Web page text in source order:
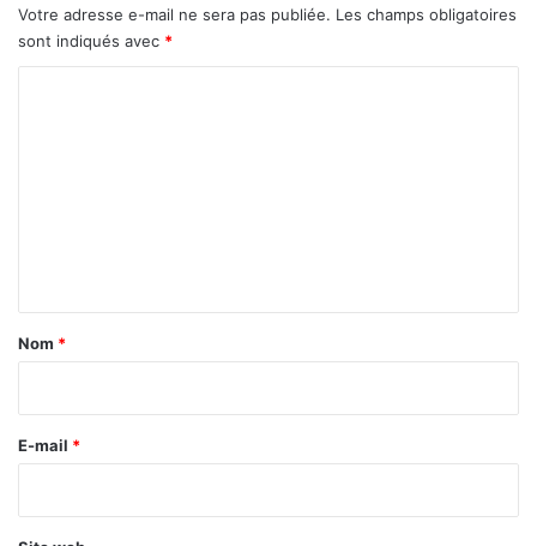
Votre adresse e-mail ne sera pas publiée. Les champs obligatoires
sont indiqués avec *
a
e
Nom *
E-mail *